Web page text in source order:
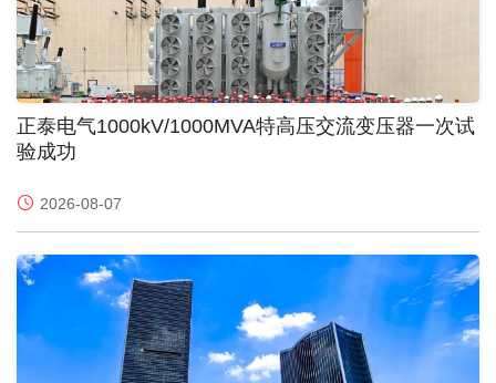
正泰电气1000kV/1000MVA特高压交流变压器一次试
验成功
2026-08-07